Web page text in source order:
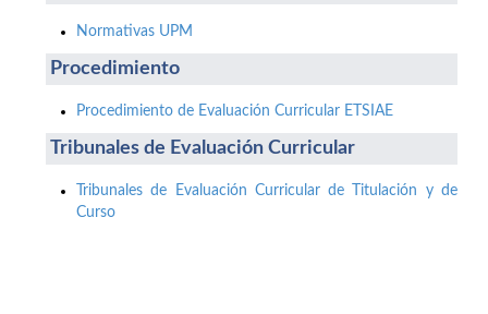
Normativas UPM
Procedimiento
Procedimiento de Evaluación Curricular ETSIAE
Tribunales de Evaluación Curricular
Tribunales de Evaluación Curricular de Titulación y de
Curso